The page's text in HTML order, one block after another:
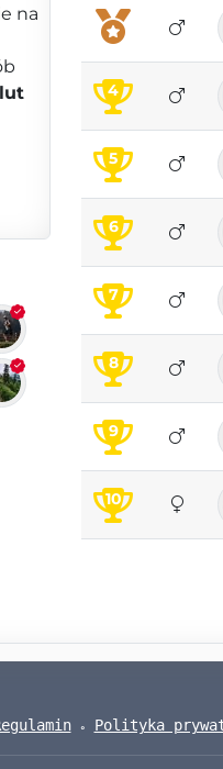
na
4
5
6
7
8
9
10
Polityka